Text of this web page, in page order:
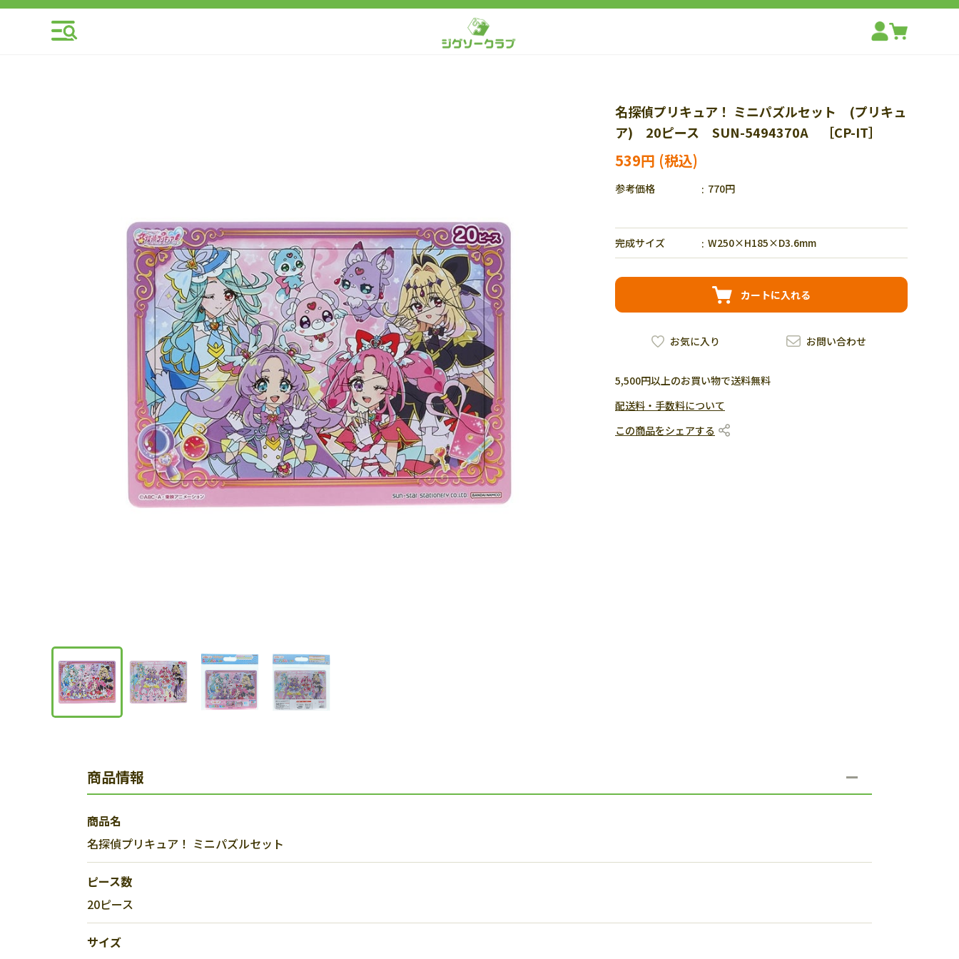
名探偵プリキュア！ ミニパズルセット (プリキュ
ア) 20ピース SUN-5494370A ［CP-IT］
539円
参考価格 770円
完成サイズ W250×H185×D3.6mm
カートに入れる
お問い合わせ
お気に入り
5,500円以上のお買い物で送料無料
配送料・手数料について
この商品をシェアする
商品情報
商品名
名探偵プリキュア！ ミニパズルセット
ピース数
20ピース
サイズ